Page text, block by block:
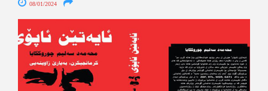
08/01/2024